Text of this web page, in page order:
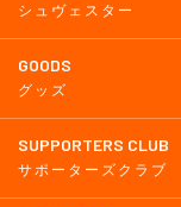
シュヴェスター
GOODS
グッズ
SUPPORTERS CLUB
サポーターズクラブ